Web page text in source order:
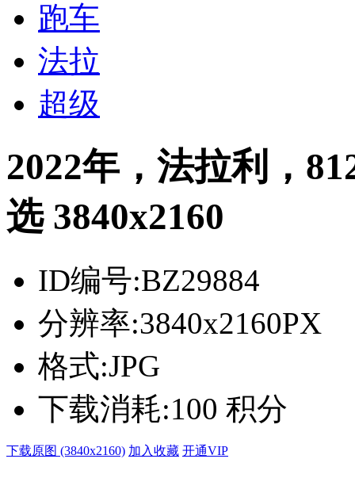
跑车
法拉
超级
2022年，法拉利，
选 3840x2160
ID编号:BZ29884
分辨率:3840x2160PX
格式:JPG
下载消耗:100 积分
下载原图 (3840x2160) 加入收藏 开通VIP